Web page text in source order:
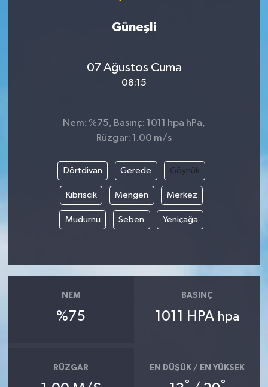
Güneşli
07 Ağustos Cuma
08:15
Nem: %75, Basınç: 1011 hpa hPa,
Rüzgar: 1.00 m/s
Dörtdivan Gerede Göynük
Kıbrıscık Mengen Merkez
Mudurnu Seben Yeniçağa
NEM
%75
BASINÇ
1011 HPA hpa
RÜZGAR EN DÜŞÜK / EN YÜKSEK
° °